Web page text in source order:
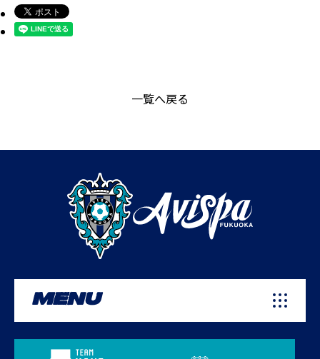
一覧へ戻る
MENU